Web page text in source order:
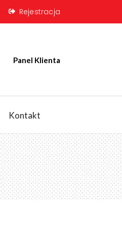
Rejestracja
Panel Klienta
Kontakt